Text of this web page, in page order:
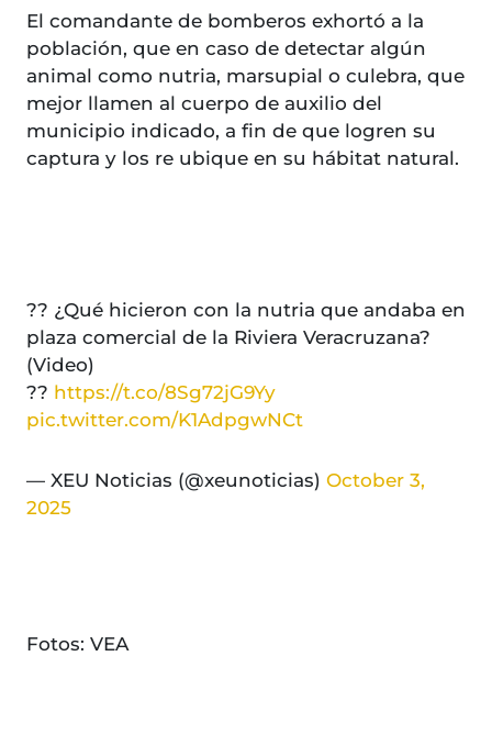
El comandante de bomberos exhortó a la
población, que en caso de detectar algún
animal como nutria, marsupial o culebra, que
mejor llamen al cuerpo de auxilio del
municipio indicado, a fin de que logren su
captura y los re ubique en su hábitat natural.
?? ¿Qué hicieron con la nutria que andaba en
plaza comercial de la Riviera Veracruzana?
(Video)
?? https://t.co/8Sg72jG9Yy
pic.twitter.com/K1AdpgwNCt
— XEU Noticias (@xeunoticias) October 3,
2025
Fotos: VEA